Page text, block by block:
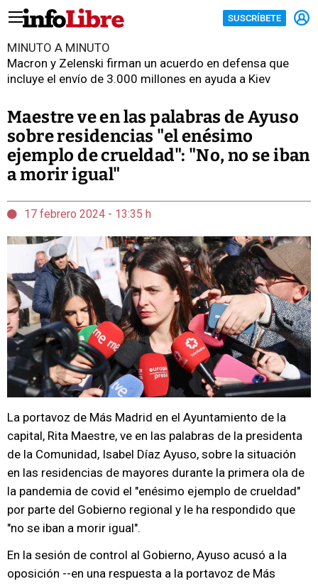
SUSCRÍBETE
MINUTO A MINUTO
Macron y Zelenski firman un acuerdo en defensa que
incluye el envío de 3.000 millones en ayuda a Kiev
Maestre ve en las palabras de Ayuso
sobre residencias "el enésimo
ejemplo de crueldad": "No, no se iban
a morir igual"
17 febrero 2024 - 13:35 h
La portavoz de Más Madrid en el Ayuntamiento de la
capital, Rita Maestre, ve en las palabras de la presidenta
de la Comunidad, Isabel Díaz Ayuso, sobre la situación
en las residencias de mayores durante la primera ola de
la pandemia de covid el "enésimo ejemplo de crueldad"
por parte del Gobierno regional y le ha respondido que
"no se iban a morir igual".
En la sesión de control al Gobierno, Ayuso acusó a la
oposición --en una respuesta a la portavoz de Más